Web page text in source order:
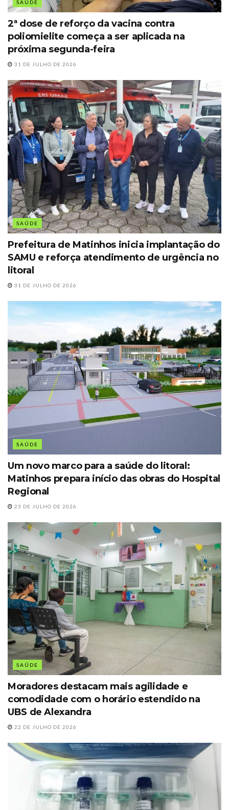
SAÚDE
2ª dose de reforço da vacina contra
poliomielite começa a ser aplicada na
próxima segunda-feira
31 DE JULHO DE 2026
SAÚDE
Prefeitura de Matinhos inicia implantação do
SAMU e reforça atendimento de urgência no
litoral
31 DE JULHO DE 2026
SAÚDE
Um novo marco para a saúde do litoral:
Matinhos prepara início das obras do Hospital
Regional
23 DE JULHO DE 2026
SAÚDE
Moradores destacam mais agilidade e
comodidade com o horário estendido na
UBS de Alexandra
22 DE JULHO DE 2026